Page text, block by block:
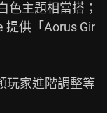
色主題相當搭；
提供「Aorus Gir
玩家進階調整等